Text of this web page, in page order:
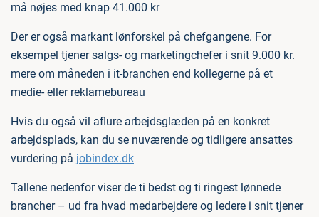
må nøjes med knap 41.000 kr
Der er også markant lønforskel på chefgangene. For
eksempel tjener salgs- og marketingchefer i snit 9.000 kr.
mere om måneden i it-branchen end kollegerne på et
medie- eller reklamebureau
Hvis du også vil aflure arbejdsglæden på en konkret
arbejdsplads, kan du se nuværende og tidligere ansattes
vurdering på jobindex.dk
Tallene nedenfor viser de ti bedst og ti ringest lønnede
brancher – ud fra hvad medarbejdere og ledere i snit tjener